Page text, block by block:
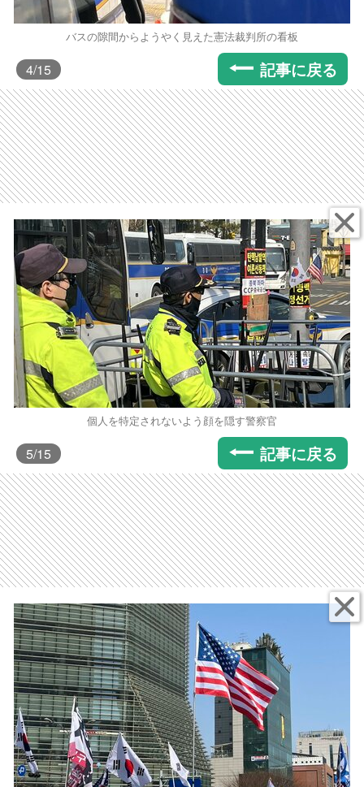
バスの隙間からようやく見えた憲法裁判所の看板
4/15 記事に戻る
個人を特定されないよう顔を隠す警察官
5/15 記事に戻る